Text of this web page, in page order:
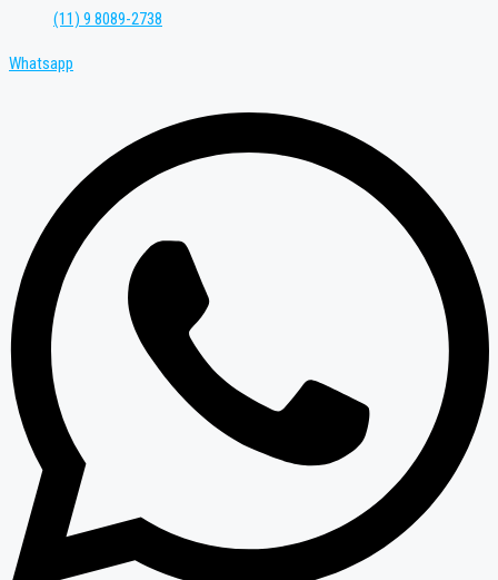
(11) 9 8089-2738
Whatsapp